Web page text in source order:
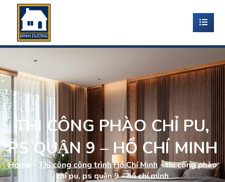
THI CÔNG PHÀO CHỈ PU,
PS QUẬN 9 – HỒ CHÍ MINH
Home - Thi công công trình Hồ Chí Minh-thi công phào
chỉ pu, ps quận 9 – hồ chí minh